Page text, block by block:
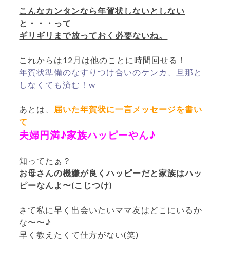
こんなカンタンなら年賀状しないとしない
と・・・って
ギリギリまで放っておく必要ないね。
これからは12月は他のことに時間回せる！
年賀状準備のなすりつけ合いのケンカ、旦那と
しなくても済む！w
あとは、 届いた年賀状に一言メッセージを書い
て
夫婦円満♪家族ハッピーやん♪
知ってたぁ？
お母さんの機嫌が良くハッピーだと家族はハッ
ピーなんよ〜(こじつけ)
さて私に早く出会いたいママ友はどこにいるか
な〜〜♪
早く教えたくて仕方がない(笑)